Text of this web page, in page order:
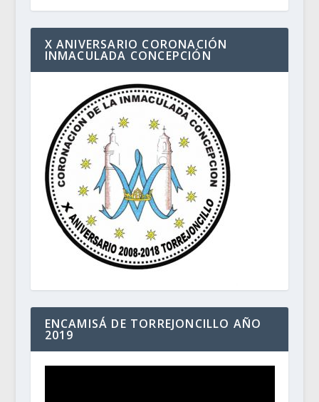
X ANIVERSARIO CORONACIÓN
INMACULADA CONCEPCIÓN
ENCAMISÁ DE TORREJONCILLO AÑO
2019